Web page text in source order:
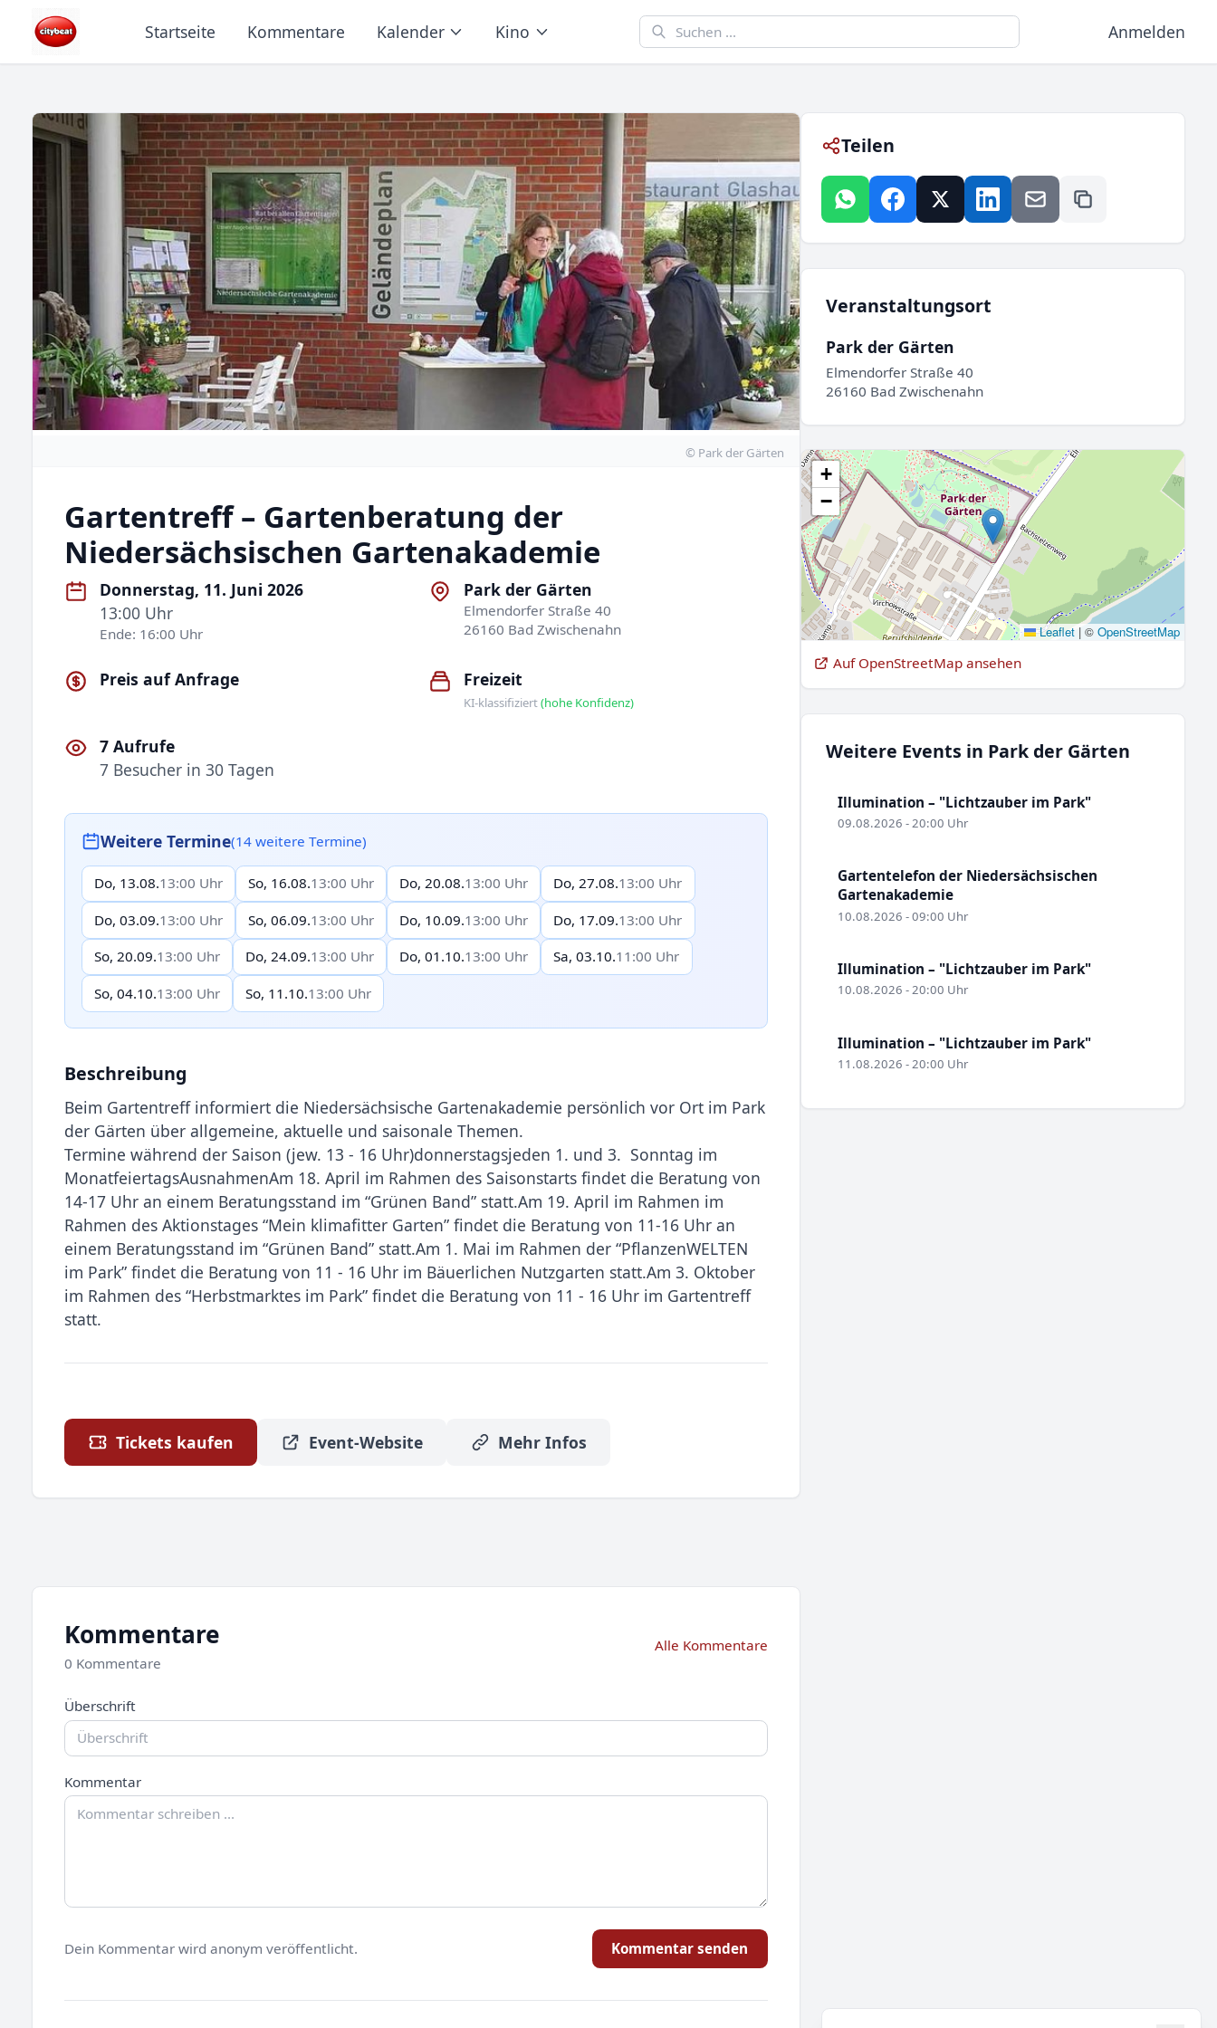
Startseite Kommentare Kalender Kino Anmelden
© Park der Gärten
Gartentreff – Gartenberatung der
Niedersächsischen Gartenakademie
Donnerstag, 11. Juni 2026
13:00 Uhr
Ende: 16:00 Uhr
Park der Gärten
Elmendorfer Straße 40
26160 Bad Zwischenahn
Preis auf Anfrage Freizeit
KI-klassifiziert(hohe Konfidenz)
7 Aufrufe
7 Besucher in 30 Tagen
Weitere Termine(14 weitere Termine)
Do, 13.08.13:00 Uhr So, 16.08.13:00 Uhr Do, 20.08.13:00 Uhr Do, 27.08.13:00 Uhr
Do, 03.09.13:00 Uhr So, 06.09.13:00 Uhr Do, 10.09.13:00 Uhr Do, 17.09.13:00 Uhr
So, 20.09.13:00 Uhr Do, 24.09.13:00 Uhr Do, 01.10.13:00 Uhr Sa, 03.10.11:00 Uhr
So, 04.10.13:00 Uhr So, 11.10.13:00 Uhr
Beschreibung
Beim Gartentreff informiert die Niedersächsische Gartenakademie persönlich vor Ort im Park
der Gärten über allgemeine, aktuelle und saisonale Themen.
Termine während der Saison (jew. 13 - 16 Uhr)donnerstagsjeden 1. und 3. Sonntag im
MonatfeiertagsAusnahmenAm 18. April im Rahmen des Saisonstarts findet die Beratung von
14-17 Uhr an einem Beratungsstand im “Grünen Band” statt.Am 19. April im Rahmen im
Rahmen des Aktionstages “Mein klimafitter Garten” findet die Beratung von 11-16 Uhr an
einem Beratungsstand im “Grünen Band” statt.Am 1. Mai im Rahmen der “PflanzenWELTEN
im Park” findet die Beratung von 11 - 16 Uhr im Bäuerlichen Nutzgarten statt.Am 3. Oktober
im Rahmen des “Herbstmarktes im Park” findet die Beratung von 11 - 16 Uhr im Gartentreff
statt.
Tickets kaufen Event-Website Mehr Infos
Teilen
Veranstaltungsort
Park der Gärten
Elmendorfer Straße 40
26160 Bad Zwischenahn
+
−
Leaflet |© OpenStreetMap
Auf OpenStreetMap ansehen
Weitere Events in Park der Gärten
Illumination – "Lichtzauber im Park"
09.08.2026 - 20:00 Uhr
Gartentelefon der Niedersächsischen
Gartenakademie
10.08.2026 - 09:00 Uhr
Illumination – "Lichtzauber im Park"
10.08.2026 - 20:00 Uhr
Illumination – "Lichtzauber im Park"
11.08.2026 - 20:00 Uhr
Kommentare
0 Kommentare
Alle Kommentare
Überschrift
Kommentar
Dein Kommentar wird anonym veröffentlicht. Kommentar senden